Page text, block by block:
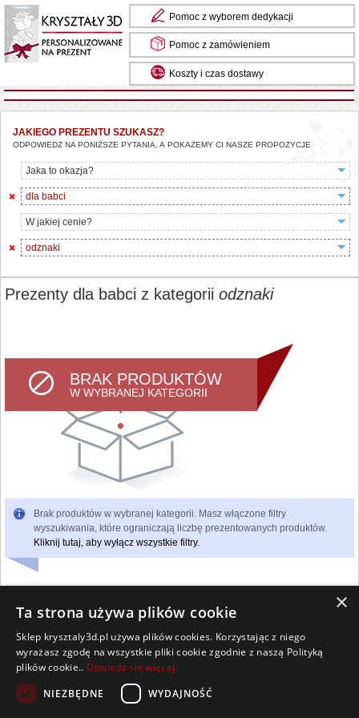
Pomoc z wyborem dedykacji
Pomoc z zamówieniem
Koszty i czas dostawy
JAKIEGO PREZENTU SZUKASZ?
ODPOWIEDZ NA PONIŻSZE PYTANIA, A POKAŻEMY CI NASZE PROPOZYCJE
Jaka to okazja?
dla babci
W jakiej cenie?
odznaki
Prezenty dla babci z kategorii odznaki
BRAK PRODUKTÓW
W WYBRANEJ KATEGORII
Brak produktów w wybranej kategorii. Masz włączone filtry
wyszukiwania, które ograniczają liczbę prezentowanych produktów.
Kliknij tutaj, aby wyłącz wszystkie filtry.
Wszelkie prawa zastrzeżone
Kontakt Współpraca Regulamin
Pomoc Strona główna
×
Ta strona używa plików cookie
Sklep krysztaly3d.pl używa plików cookies. Korzystając z niego
wyrażasz zgodę na wszystkie pliki cookie zgodnie z naszą Polityką
plików cookie.. Dowiedz się więcej
NIEZBĘDNE
WYDAJNOŚĆ